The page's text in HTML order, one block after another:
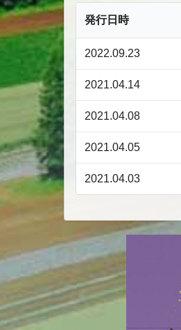
発行日時
2022.09.23
2021.04.14
2021.04.08
2021.04.05
2021.04.03